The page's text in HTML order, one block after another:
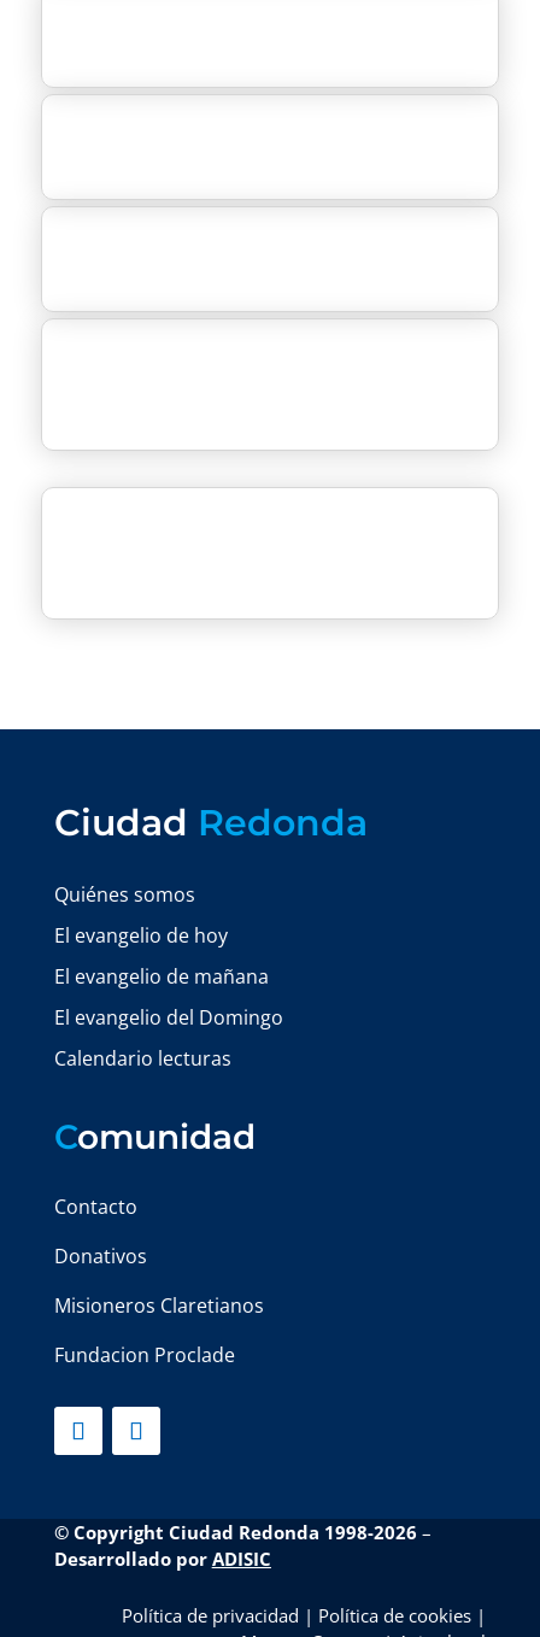
Ciudad Redonda
Quiénes somos
El evangelio de hoy
El evangelio de mañana
El evangelio del Domingo
Calendario lecturas
Comunidad
Contacto
Donativos
Misioneros Claretianos
Fundacion Proclade
© Copyright Ciudad Redonda 1998-2026 –
Desarrollado por ADISIC
Política de privacidad | Política de cookies |